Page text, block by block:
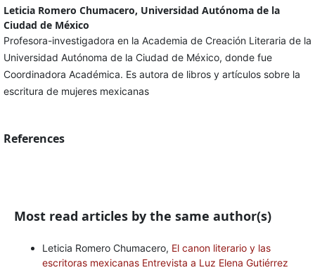
Leticia Romero Chumacero, Universidad Autónoma de la
Ciudad de México
Profesora-investigadora en la Academia de Creación Literaria de la
Universidad Autónoma de la Ciudad de México, donde fue
Coordinadora Académica. Es autora de libros y artículos sobre la
escritura de mujeres mexicanas
References
Most read articles by the same author(s)
Leticia Romero Chumacero, El canon literario y las
escritoras mexicanas Entrevista a Luz Elena Gutiérrez